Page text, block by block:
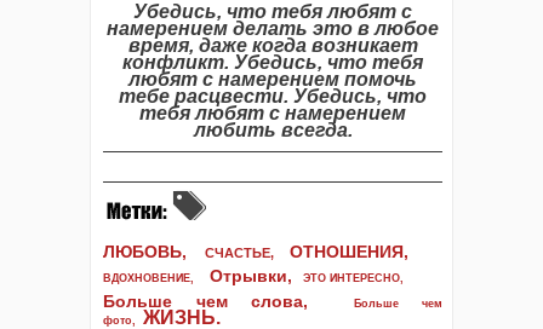
Убедись, что тебя любят с
намерением делать это в любое
время, даже когда возникает
конфликт. Убедись, что тебя
любят с намерением помочь
тебе расцвести. Убедись, что
тебя любят с намерением
любить всегда.
ЛЮБОВЬ, СЧАСТЬЕ, ОТНОШЕНИЯ,
ВДОХНОВЕНИЕ, Отрывки, ЭТО ИНТЕРЕСНО,
Больше чем слова,
Больше чем
фото, ЖИЗНЬ.